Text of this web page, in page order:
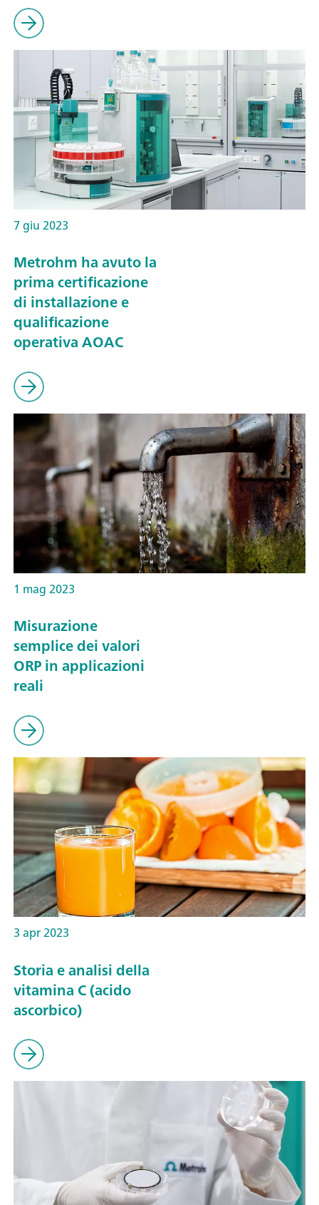
7 giu 2023
Metrohm ha avuto la
prima certificazione
di installazione e
qualificazione
operativa AOAC
1 mag 2023
Misurazione
semplice dei valori
ORP in applicazioni
reali
3 apr 2023
Storia e analisi della
vitamina C (acido
ascorbico)